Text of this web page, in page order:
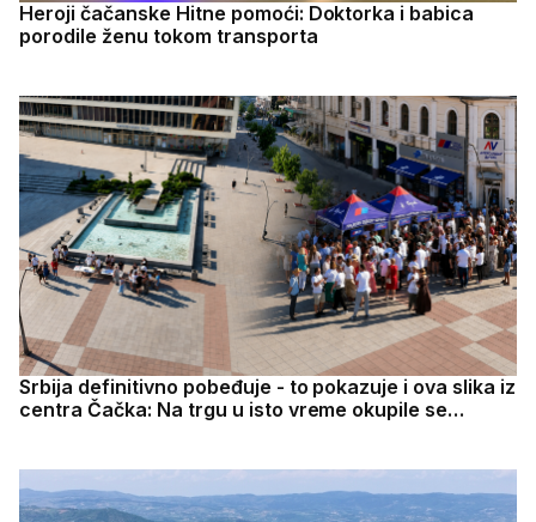
Heroji čačanske Hitne pomoći: Doktorka i babica
porodile ženu tokom transporta
Srbija definitivno pobeđuje - to pokazuje i ova slika iz
centra Čačka: Na trgu u isto vreme okupile se